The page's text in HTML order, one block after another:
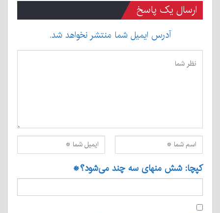
ارسال یک پاسخ
آدرس ایمیل شما منتشر نخواهد شد.
کپچا: شش منهای سه چند می‌شود؟*